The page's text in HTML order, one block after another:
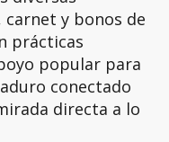
carnet y bonos de
prácticas
popular para
conectado
directa a lo